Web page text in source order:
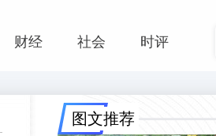
财经 社会 时评
图文推荐